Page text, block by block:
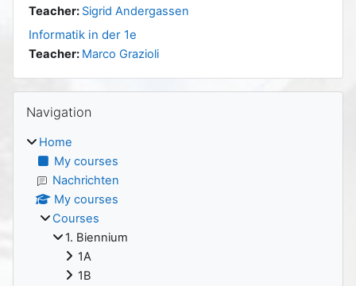
Teacher: Sigrid Andergassen
Informatik in der 1e
Teacher: Marco Grazioli
Blocks
Navigation
Home
My courses
Nachrichten
My courses
Courses
1. Biennium
1A
1B